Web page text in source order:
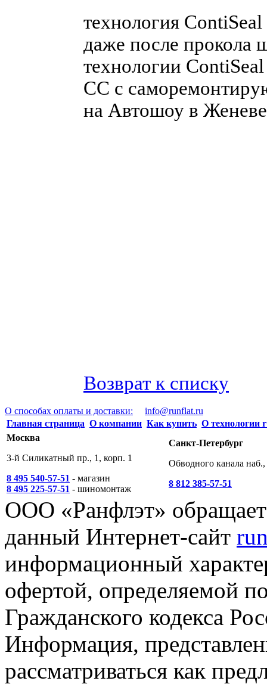
технология
даже после прокола
технологии
CC с
на Автошоу в
Возврат к списку
О способах оплаты и доставки:
info@runflat.ru
Главная страница О компании Как купить О технологии
Москва
3-й Силикатный пр., 1, корп. 1
8 495 540-57-51 - магазин
8 495 225-57-51 - шиномонтаж
Санкт-Петербург
Обводного канала
8 812 385-57-51
ООО «Ранфлэт»
данный Интернет-сайт
информационный
офертой, определяемой
Гражданского кодекса
Информация,
рассматриваться как